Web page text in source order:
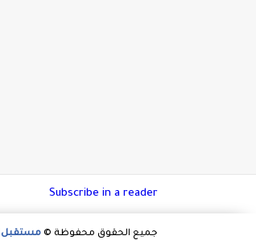
Subscribe in a reader
جميع الحقوق محفوظة © مستقبل